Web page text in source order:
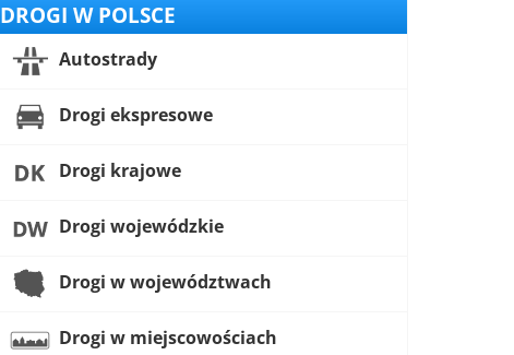
DROGI W POLSCE
Autostrady
Drogi ekspresowe
Drogi krajowe
Drogi wojewódzkie
Drogi w województwach
Drogi w miejscowościach